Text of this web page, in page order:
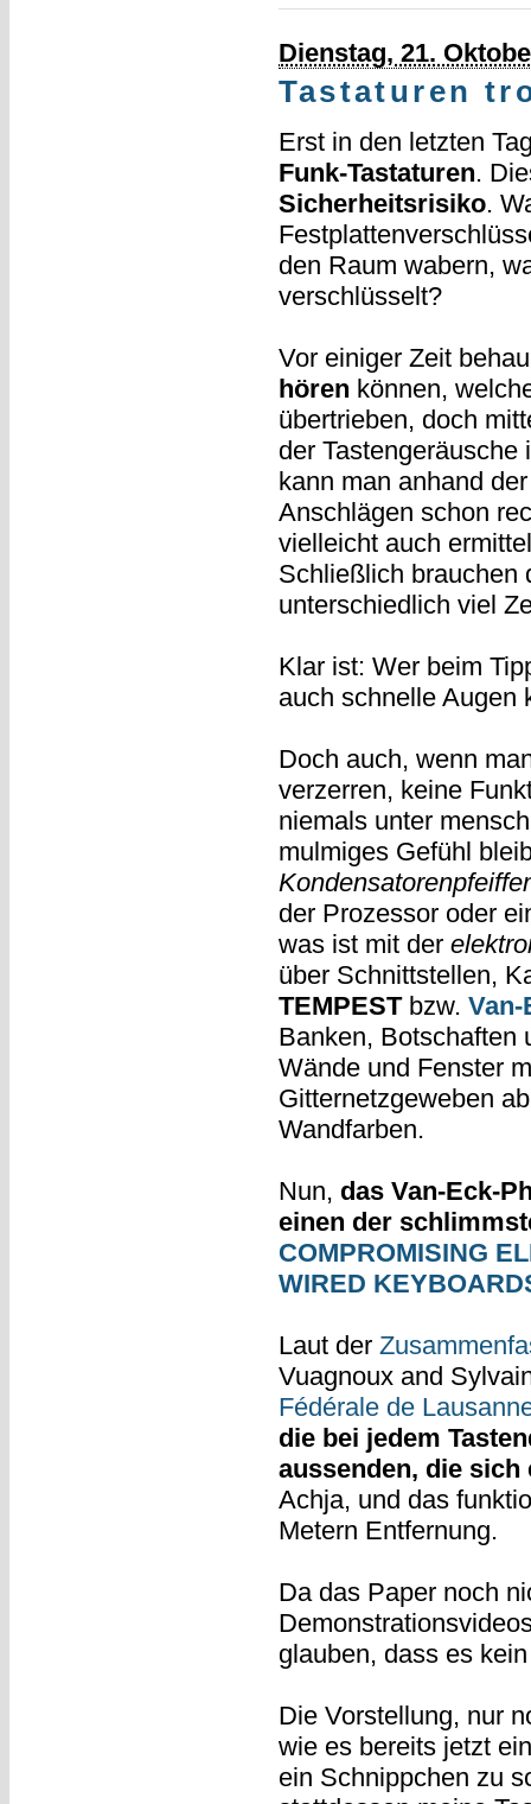
Dienstag, 21.
Tastaturen
Erst in den letzten
Funk-Tastaturen.
Sicherheitsrisiko.
den Raum wabern,
verschlüsselt?
Vor einiger Zeit
hören können,
übertrieben, doch
der
kann man anhand
Anschlägen schon
vielleicht auch
Schließlich brauchen
unterschiedlich viel
Klar ist: Wer beim
auch schnelle Augen
Doch auch, wenn
verzerren, keine
niemals unter
mulmiges Gefühl
der Prozessor oder
was ist mit der
über Schnittstellen,
TEMPESTbzw.
Banken, Botschaften
Wände und Fenster
Gitternetzgeweben
Wandfarben.
Nun, das Van-Eck-
einen der
COMPROMISING
WIRED
Laut der
Vuagnoux and
Fédérale de
die bei jedem
aussenden, die sich
Achja, und das
Metern Entfernung.
Da das Paper noch
glauben, dass es
Die Vorstellung, nur
wie es bereits jetzt
ein Schnippchen zu